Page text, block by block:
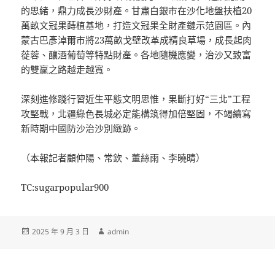
的思緒，鼎力成長沙財產。甘肅白銀市在沙化地盤扶植20
萬畝文冠果蒔植基地，打造文冠果全財產鏈示范園區。內
蒙古巴彥淖爾市將23萬畝戈壁改革成精良草場，成長起肉
蓯蓉、釀酒葡萄等特點財產。各地隨機應變，治沙又致富
的雙贏之路越走越寬。
深刻進修踐行習近生平態文明思惟，果斷打好“三北”工程
攻堅戰，北疆綠色長城必定能構筑得加倍堅固，不竭續寫
新時期中國防沙治沙別緻跡。
（本報記者顧仲陽、常欽、董絲雨、李曉晴）
TC:sugarpopular900
發
2025 年 9 月 3 日
作
admin